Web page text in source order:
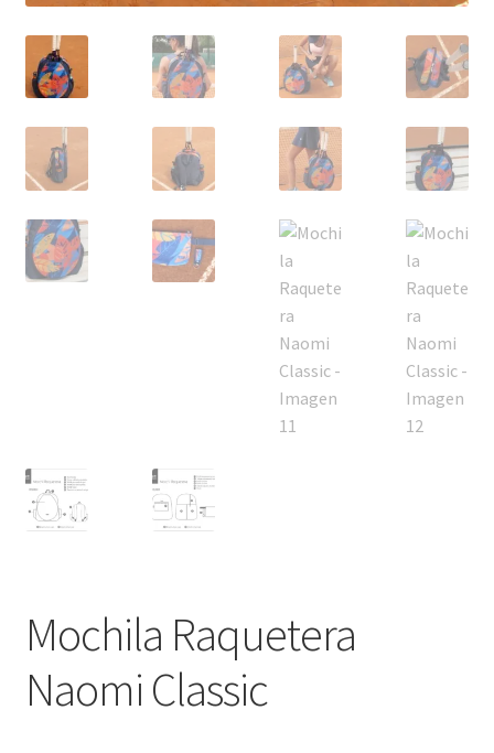
Mochila Raquetera
Naomi Classic